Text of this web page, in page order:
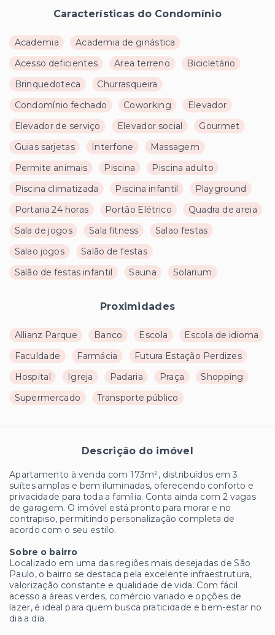
Características do Condomínio
Academia
Academia de ginástica
Acesso deficientes
Area terreno
Bicicletário
Brinquedoteca
Churrasqueira
Condomínio fechado
Coworking
Elevador
Elevador de serviço
Elevador social
Gourmet
Guias sarjetas
Interfone
Massagem
Permite animais
Piscina
Piscina adulto
Piscina climatizada
Piscina infantil
Playground
Portaria 24 horas
Portão Elétrico
Quadra de areia
Sala de jogos
Sala fitness
Salao festas
Salao jogos
Salão de festas
Salão de festas infantil
Sauna Solarium
Proximidades
Allianz Parque Banco Escola
Escola de idioma
Faculdade
Farmácia
Futura Estação Perdizes
Hospital
Igreja Padaria Praça
Shopping
Supermercado
Transporte público
Descrição do imóvel
Apartamento à venda com 173m², distribuídos em 3
suítes amplas e bem iluminadas, oferecendo conforto e
privacidade para toda a família. Conta ainda com 2 vagas
de garagem. O imóvel está pronto para morar e no
contrapiso, permitindo personalização completa de
acordo com o seu estilo.
Sobre o bairro
Localizado em uma das regiões mais desejadas de São
Paulo, o bairro se destaca pela excelente infraestrutura,
valorização constante e qualidade de vida. Com fácil
acesso a áreas verdes, comércio variado e opções de
lazer, é ideal para quem busca praticidade e bem-estar no
dia a dia.